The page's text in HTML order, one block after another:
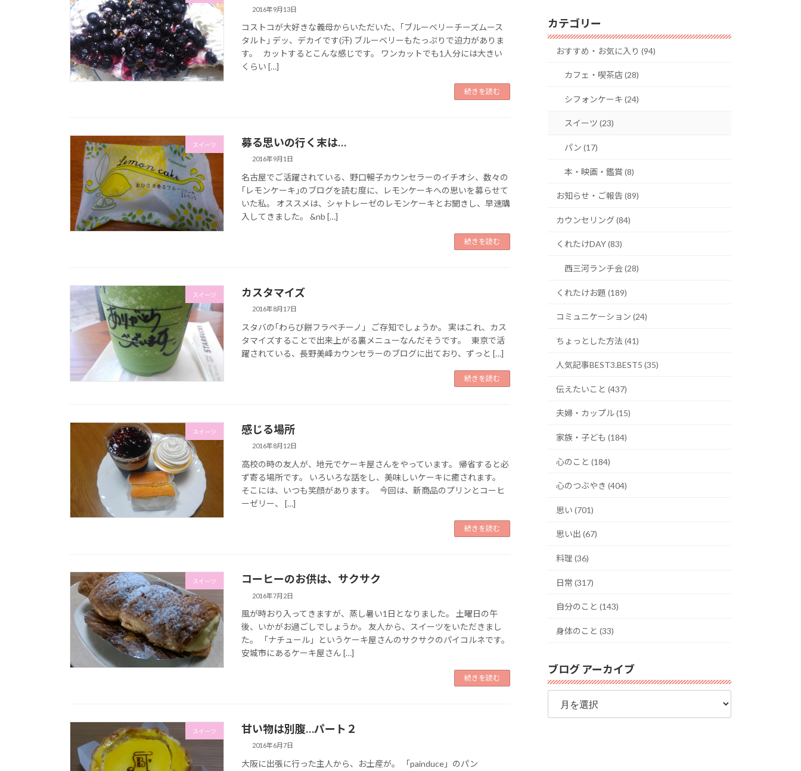
2016年9月13日
コストコが大好きな義母からいただいた、｢ブルーベリーチーズムース
タルト｣ デッ、デカイです(汗) ブルーベリーもたっぷりで迫力がありま
す。 カットするとこんな感じです。 ワンカットでも1人分には大きい
くらい […]
続きを読む
スイーツ 募る思いの行く末は…
2016年9月1日
名古屋でご活躍されている、野口暢子カウンセラーのイチオシ、数々の
｢レモンケーキ｣のブログを読む度に、レモンケーキへの思いを募らせて
いた私。 オススメは、シャトレーゼのレモンケーキとお聞きし、早速購
入してきました。 &nb […]
続きを読む
スイーツ カスタマイズ
2016年8月17日
スタバの｢わらび餅フラペチーノ｣ ご存知でしょうか。 実はこれ、カス
タマイズすることで出来上がる裏メニューなんだそうです。 東京で活
躍されている、長野美峰カウンセラーのブログに出ており、ずっと […]
続きを読む
スイーツ 感じる場所
2016年8月12日
高校の時の友人が、地元でケーキ屋さんをやっています。 帰省すると必
ず寄る場所です。 いろいろな話をし、美味しいケーキに癒されます。
そこには、いつも笑顔があります。 今回は、新商品のプリンとコーヒ
ーゼリー、 […]
続きを読む
スイーツ コーヒーのお供は、サクサク
2016年7月2日
風が時おり入ってきますが、蒸し暑い1日となりました。 土曜日の午
後、いかがお過ごしでしょうか。 友人から、スイーツをいただきまし
た。 「ナチュール」というケーキ屋さんのサクサクのパイコルネです。
安城市にあるケーキ屋さん […]
続きを読む
スイーツ 甘い物は別腹…パート２
2016年6月7日
大阪に出張に行った主人から、お土産が。 「painduce」のパン
カテゴリー
おすすめ・お気に入り (94)
カフェ・喫茶店 (28)
シフォンケーキ (24)
スイーツ (23)
パン (17)
本・映画・鑑賞 (8)
お知らせ・ご報告 (89)
カウンセリング (84)
くれたけDAY (83)
西三河ランチ会 (28)
くれたけお題 (189)
コミュニケーション (24)
ちょっとした方法 (41)
人気記事BEST3.BEST5 (35)
伝えたいこと (437)
夫婦・カップル (15)
家族・子ども (184)
心のこと (184)
心のつぶやき (404)
思い (701)
思い出 (67)
料理 (36)
日常 (317)
自分のこと (143)
身体のこと (33)
ブログ アーカイブ
ブ
グ